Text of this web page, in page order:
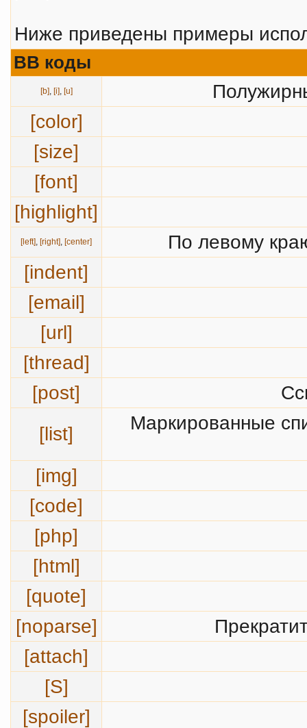
Ниже приведены примеры
BB коды
[b], [i], [u]
[color]
[size]
[font]
[highlight]
[left], [right], [center]
По левому
[indent]
[email]
[url]
[thread]
[post]
[list]
Маркированные
[img]
[code]
[php]
[html]
[quote]
[noparse]
[attach]
[S]
[spoiler]